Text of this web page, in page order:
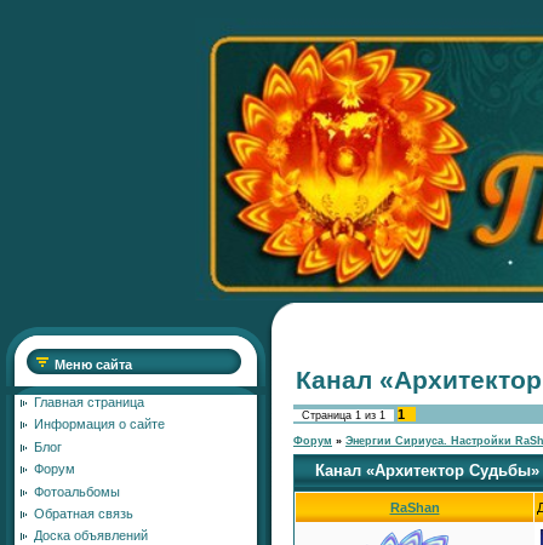
Меню сайта
Главная страница
Информация о сайте
Блог
Форум
Фотоальбомы
Обратная связь
Доска объявлений
Канал
Страница 1 из 1 1
Форум » Энергии Сириуса. Настройки
Канал «Архитектор Судьбы»
RaShan